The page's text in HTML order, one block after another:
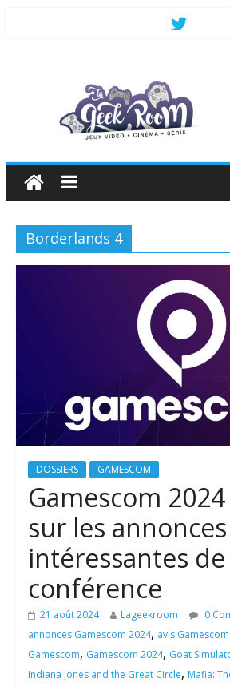
Borderlands 4
DOSSIERS GAMESCOM
Gamescom
sur les
intéressantes de
conférence
21 août 2024 Lageekroom
0
annonces Gamescom 2024, avis
Gamescom, Gamescom 2024, Goat
Indiana Jones and the Great Circle, Mafia: